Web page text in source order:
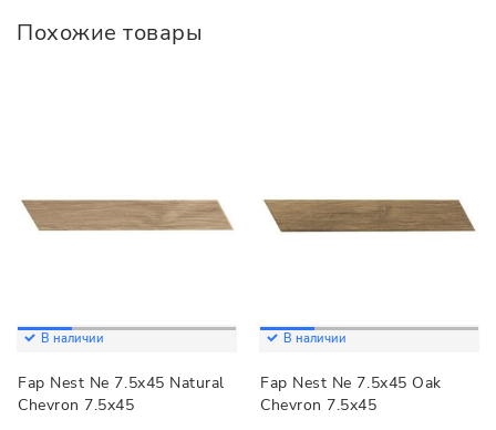
Похожие товары
В наличии
Fap Nest Ne 7.5x45 Natural
Chevron 7.5x45
В наличии
Fap Nest Ne 7.5x45 Oak
Chevron 7.5x45